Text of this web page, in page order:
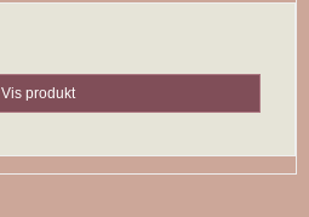
Vis produkt